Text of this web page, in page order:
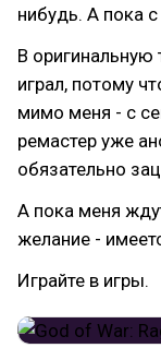
нибудь. А пока
В
играл, потому
мимо меня - с
ремастер уже
обязательно
А пока меня
желание -
Играйте в игры.